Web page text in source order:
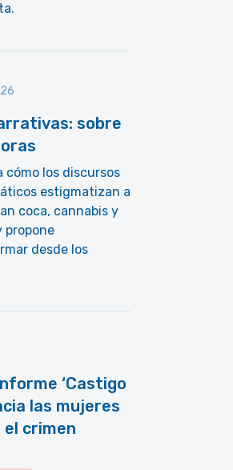
sobre
cómo los discursos
estigmatizan a
coca, cannabis y
propone
desde los
‘Castigo
las mujeres
crimen